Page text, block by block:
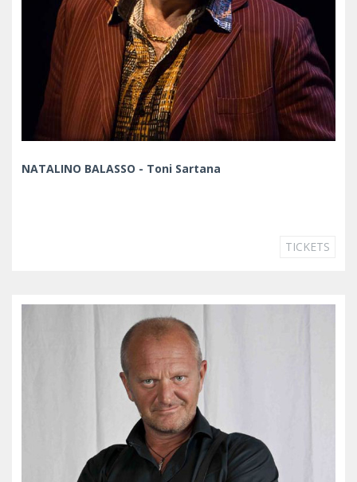
NATALINO BALASSO - Toni Sartana
TICKETS